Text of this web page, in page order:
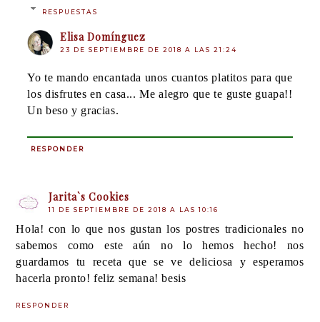
RESPUESTAS
Elisa Domínguez
23 DE SEPTIEMBRE DE 2018 A LAS 21:24
Yo te mando encantada unos cuantos platitos para que
los disfrutes en casa... Me alegro que te guste guapa!!
Un beso y gracias.
RESPONDER
Jarita`s Cookies
11 DE SEPTIEMBRE DE 2018 A LAS 10:16
Hola! con lo que nos gustan los postres tradicionales no
sabemos como este aún no lo hemos hecho! nos
guardamos tu receta que se ve deliciosa y esperamos
hacerla pronto! feliz semana! besis
RESPONDER